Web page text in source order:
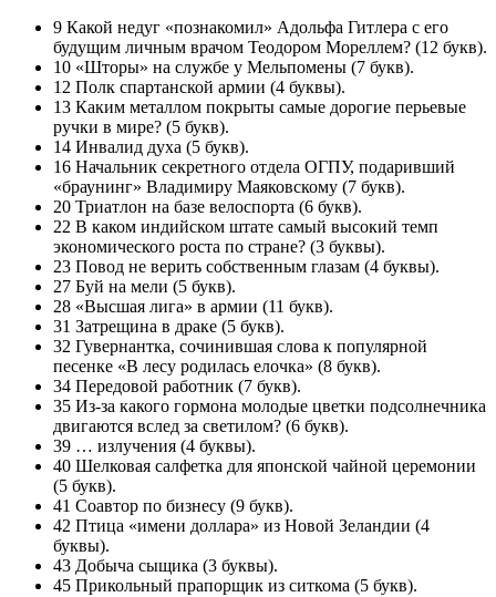
9 Какой недуг «познакомил» Адольфа Гитлера с его
будущим личным врачом Теодором Мореллем? (12 букв).
10 «Шторы» на службе у Мельпомены (7 букв).
12 Полк спартанской армии (4 буквы).
13 Каким металлом покрыты самые дорогие перьевые
ручки в мире? (5 букв).
14 Инвалид духа (5 букв).
16 Начальник секретного отдела ОГПУ, подаривший
«браунинг» Владимиру Маяковскому (7 букв).
20 Триатлон на базе велоспорта (6 букв).
22 В каком индийском штате самый высокий темп
экономического роста по стране? (3 буквы).
23 Повод не верить собственным глазам (4 буквы).
27 Буй на мели (5 букв).
28 «Высшая лига» в армии (11 букв).
31 Затрещина в драке (5 букв).
32 Гувернантка, сочинившая слова к популярной
песенке «В лесу родилась елочка» (8 букв).
34 Передовой работник (7 букв).
35 Из-за какого гормона молодые цветки подсолнечника
двигаются вслед за светилом? (6 букв).
39 … излучения (4 буквы).
40 Шелковая салфетка для японской чайной церемонии
(5 букв).
41 Соавтор по бизнесу (9 букв).
42 Птица «имени доллара» из Новой Зеландии (4
буквы).
43 Добыча сыщика (3 буквы).
45 Прикольный прапорщик из ситкома (5 букв).